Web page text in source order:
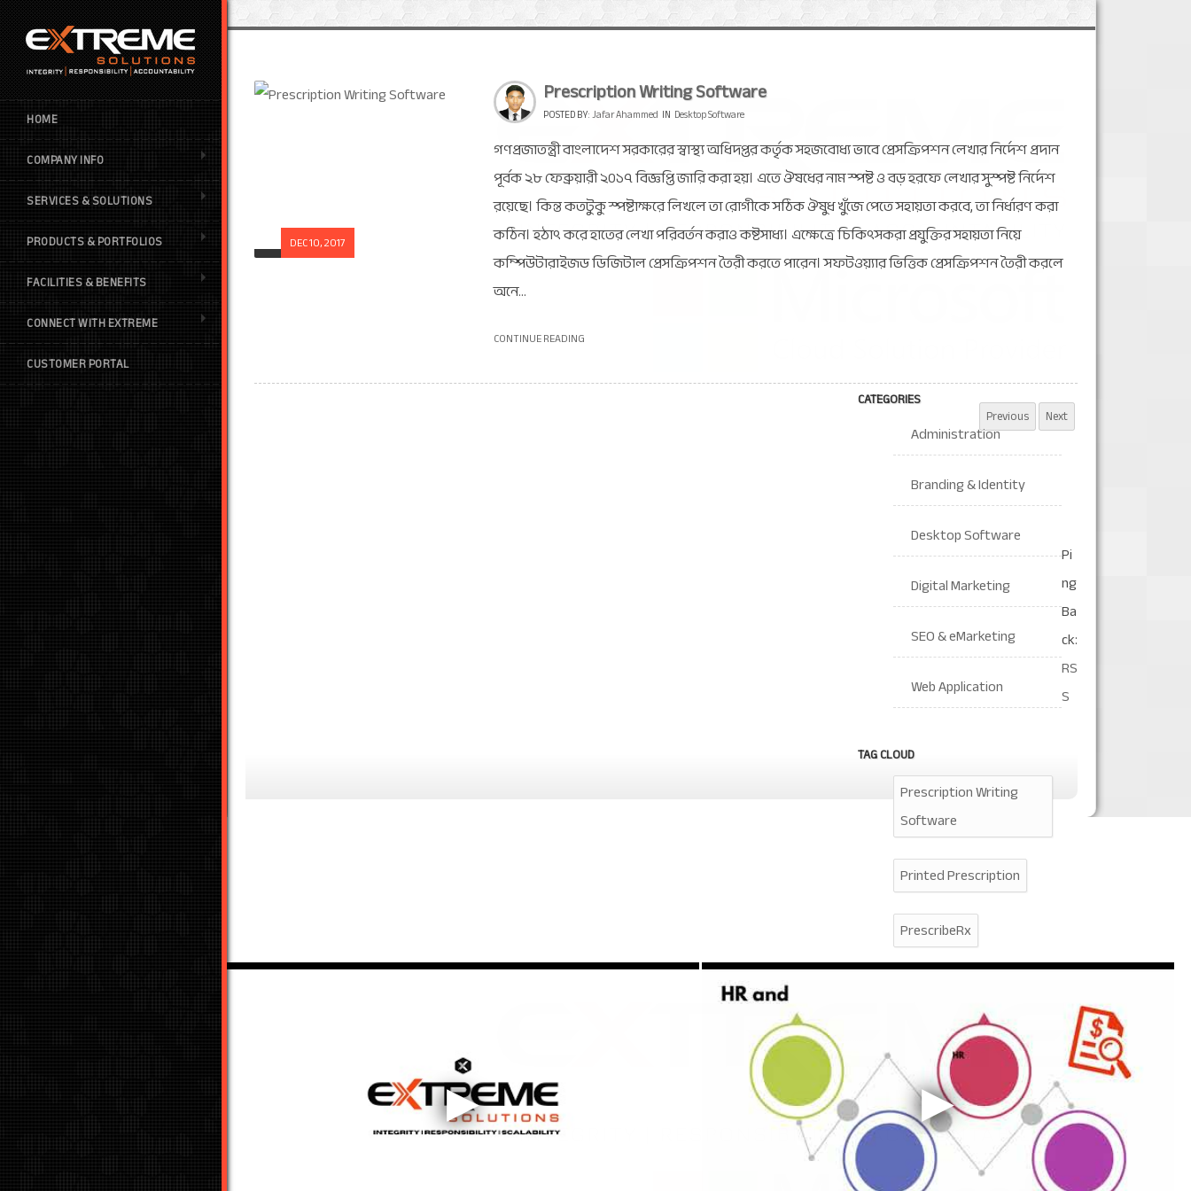
HOME
COMPANY INFO
SERVICES & SOLUTIONS
PRODUCTS & PORTFOLIOS
FACILITIES & BENEFITS
CONNECT WITH EXTREME
CUSTOMER PORTAL
DEC 10, 2017
Prescription Writing Software
POSTED BY:Jafar Ahammed IN Desktop Software
গণপ্রজাতন্ত্রী বাংলাদেশ সরকারের স্বাস্থ্য অধিদপ্তর কর্তৃক সহজবোধ্য ভাবে প্রেসক্রিপশন লেখার নির্দেশ প্রদান
পূর্বক ২৮ ফেব্রুয়ারী ২০১৭ বিজ্ঞপ্তি জারি করা হয়। এতে ঔষধের নাম স্পষ্ট ও বড় হরফে লেখার সুস্পষ্ট নির্দেশ
রয়েছে। কিন্ত কতটুকু স্পষ্টাক্ষরে লিখলে তা রোগীকে সঠিক ঔষুধ খুঁজে পেতে সহায়তা করবে, তা নির্ধারণ করা
কঠিন। হঠাৎ করে হাতের লেখা পরিবর্তন করাও কষ্টসাধ্য। এক্ষেত্রে চিকিৎসকরা প্রযুক্তির সহায়তা নিয়ে
কম্পিউটারাইজড ডিজিটাল প্রেসক্রিপশন তৈরী করতে পারেন। সফটওয়্যার ভিত্তিক প্রেসক্রিপশন তৈরী করলে
অনে...
CONTINUE READING
CATEGORIES
Administration
Branding & Identity
Desktop Software
Digital Marketing
SEO & eMarketing
Web Application
TAG CLOUD
Prescription Writing
Software
Printed Prescription
PrescribeRx
Pi
ng
Ba
ck:
RS
S